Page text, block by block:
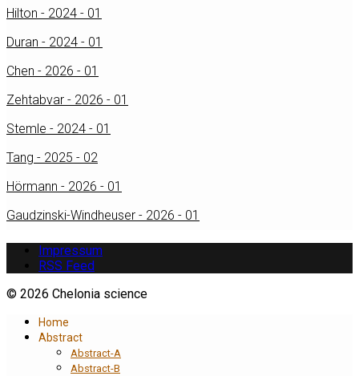
Hilton - 2024 - 01
Duran - 2024 - 01
Chen - 2026 - 01
Zehtabvar - 2026 - 01
Stemle - 2024 - 01
Tang - 2025 - 02
Hörmann - 2026 - 01
Gaudzinski-Windheuser - 2026 - 01
Impressum
RSS Feed
© 2026 Chelonia science
Home
Abstract
Abstract-A
Abstract-B